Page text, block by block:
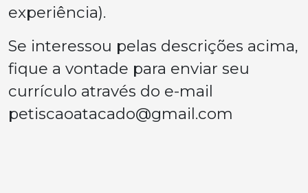
experiência).
Se interessou pelas descrições acima,
fique a vontade para enviar seu
currículo através do e-mail
petiscaoatacado@gmail.com